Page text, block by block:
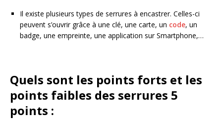
Il existe plusieurs types de serrures à encastrer. Celles-ci
peuvent s’ouvrir grâce à une clé, une carte, un code, un
badge, une empreinte, une application sur Smartphone,…
Quels sont les points forts et les
points faibles des serrures 5
points :